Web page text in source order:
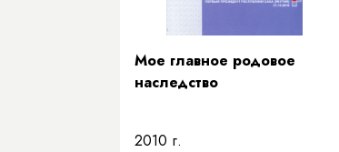
Мое главное родовое
наследство
2010 г.